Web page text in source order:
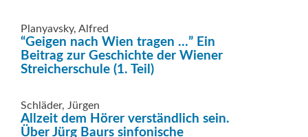
Planyavsky, Alfred
“Geigen nach Wien tragen …” Ein
Beitrag zur Geschichte der Wiener
Streicherschule (1. Teil)
Schläder, Jürgen
Allzeit dem Hörer verständlich sein.
Über Jürg Baurs sinfonische